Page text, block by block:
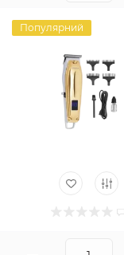
Популярний